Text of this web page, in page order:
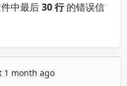
中最后30 行的错误信
1 month ago